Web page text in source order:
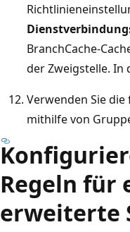
BranchCache-
der Zweigstelle. In
Verwenden Sie
mithilfe von
Regeln für
erweiterte